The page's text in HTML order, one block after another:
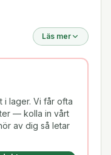
Läs mer
i lager. Vi får ofta
— kolla in vårt
av dig så letar